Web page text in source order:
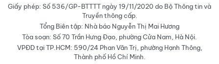
Giấy phép: Số 536/GP-BTTTT ngày 19/11/2020 do Bộ Thông tin và
Truyền thông cấp.
Tổng Biên tập: Nhà báo Nguyễn Thị Mai Hương
Tòa soạn: Số 70 Trần Hưng Đạo, phường Cửa Nam, Hà Nội.
VPĐD tại TP.HCM: 590/24 Phan Văn Trị, phường Hạnh Thông,
Thành phố Hồ Chí Minh.